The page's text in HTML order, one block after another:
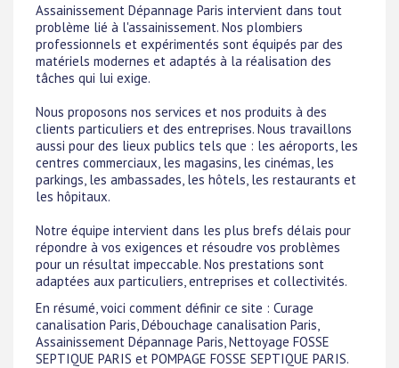
Assainissement Dépannage Paris intervient dans tout
problème lié à l'assainissement. Nos plombiers
professionnels et expérimentés sont équipés par des
matériels modernes et adaptés à la réalisation des
tâches qui lui exige.
Nous proposons nos services et nos produits à des
clients particuliers et des entreprises. Nous travaillons
aussi pour des lieux publics tels que : les aéroports, les
centres commerciaux, les magasins, les cinémas, les
parkings, les ambassades, les hôtels, les restaurants et
les hôpitaux.
Notre équipe intervient dans les plus brefs délais pour
répondre à vos exigences et résoudre vos problèmes
pour un résultat impeccable. Nos prestations sont
adaptées aux particuliers, entreprises et collectivités.
En résumé, voici comment définir ce site : Curage
canalisation Paris, Débouchage canalisation Paris,
Assainissement Dépannage Paris, Nettoyage FOSSE
SEPTIQUE PARIS et POMPAGE FOSSE SEPTIQUE PARIS.